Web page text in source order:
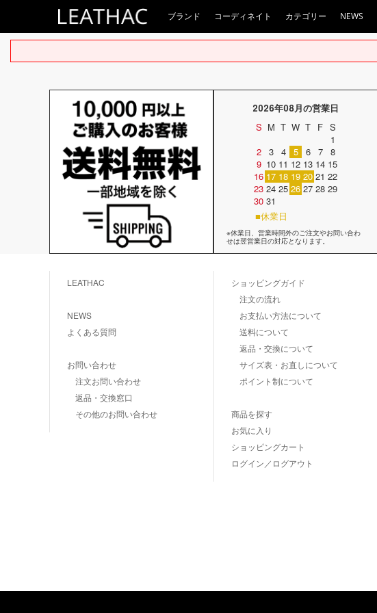
ブランド コーディネイト カテゴリー NEWS
2026年08月の営業日
S M T W T F S
1
2
3 4 5 6 7
8
9 10 11 12 13 14 15
16 17 18 19 20 21 22
23 24 25 26 27 28 29
30 31
■休業日
※休業日、営業時間外のご注文やお問い合わ
せは翌営業日の対応となります。
LEATHAC
NEWS
よくある質問
お問い合わせ
注文お問い合わせ
返品・交換窓口
その他のお問い合わせ
ショッピングガイド
注文の流れ
お支払い方法について
送料について
返品・交換について
サイズ表・お直しについて
ポイント制について
商品を探す
お気に入り
ショッピングカート
ログイン／ログアウト